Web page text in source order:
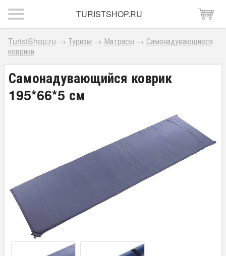
TURISTSHOP.RU
TuristShop.ru → Туризм → Матрасы → Самонадувающиеся
коврики
Самонадувающийся коврик
195*66*5 см